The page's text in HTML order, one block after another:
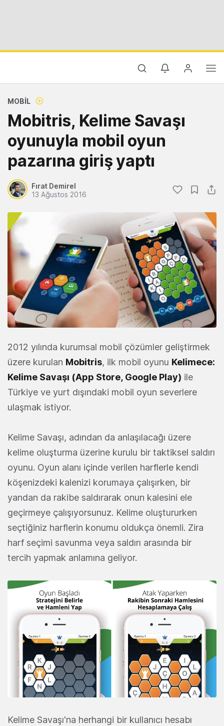
MOBIL
Mobitris, Kelime Savaşı
oyunuyla mobil oyun
pazarına giriş yaptı
Fırat Demirel
13 Ağustos 2016
2012 yılında kurumsal mobil çözümler geliştirmek
üzere kurulan Mobitris, ilk mobil oyunu Kelimece:
Kelime Savaşı (App Store, Google Play) ile
Türkiye ve yurt dışındaki mobil oyun severlere
ulaşmak istiyor.
Kelime Savaşı, adından da anlaşılacağı üzere
kelime oluşturma üzerine kurulu bir taktiksel saldırı
oyunu. Oyun alanı içinde verilen harflerle kendi
köşenizdeki kalenizi korumaya çalışırken, bir
yandan da rakibe saldırarak onun kalesini ele
geçirmeye çalışıyorsunuz. Kelime oluştururken
seçtiğiniz harflerin konumu oldukça önemli. Zira
harf seçimi savunma veya saldırı arasında bir
tercih yapmak anlamına geliyor.
Kelime Savaşı'na herhangi bir kullanıcı hesabı